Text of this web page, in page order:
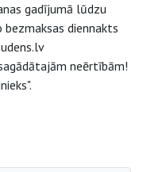
gadījumā lūdzu
diennakts
neērtībām!